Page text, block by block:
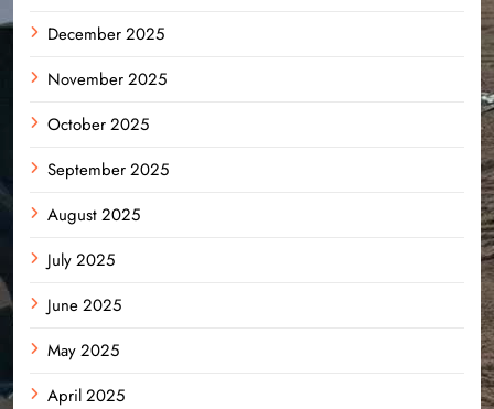
December 2025
November 2025
October 2025
September 2025
August 2025
July 2025
June 2025
May 2025
April 2025